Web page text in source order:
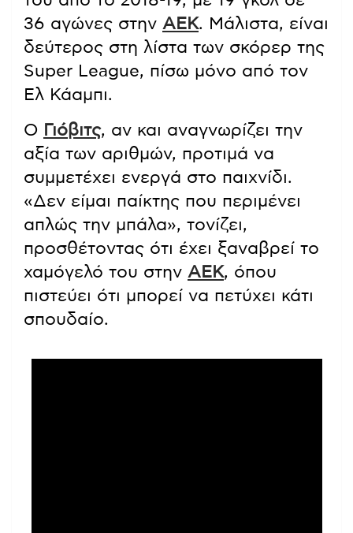
36 αγώνες στην ΑΕΚ. Μάλιστα, είναι
δεύτερος στη λίστα των σκόρερ της
Super League, πίσω μόνο από τον
Ελ Κάαμπι.
Ο Γιόβιτς, αν και αναγνωρίζει την
αξία των αριθμών, προτιμά να
συμμετέχει ενεργά στο παιχνίδι.
«Δεν είμαι παίκτης που περιμένει
απλώς την μπάλα», τονίζει,
προσθέτοντας ότι έχει ξαναβρεί το
χαμόγελό του στην ΑΕΚ, όπου
πιστεύει ότι μπορεί να πετύχει κάτι
σπουδαίο.